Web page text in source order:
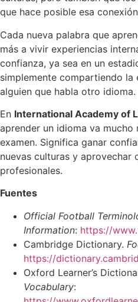
que hace posible esa
Cada nueva palabra que
más a vivir experiencias
confianza, ya sea en un
simplemente compartiendo la
alguien que habla otro idioma.
En International Academy of
aprender un idioma va mucho
examen. Significa ganar
nuevas culturas y aprovechar
profesionales.
Fuentes
Official Football
Information: https://
Cambridge Dictionary.
https://
Oxford Learner’s
Vocabulary: